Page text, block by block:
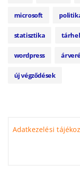
microsoft
statisztika
wordpress
új végződések
Adatkezelési